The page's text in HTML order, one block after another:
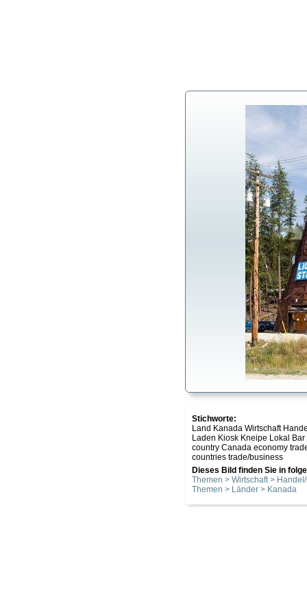
Stichworte:
Land Kanada Wirtschaft
Laden Kiosk Kneipe Lokal
country Canada economy
countries trade/business
Dieses Bild finden Sie in
Themen > Wirtschaft >
Themen > Länder > Kanada